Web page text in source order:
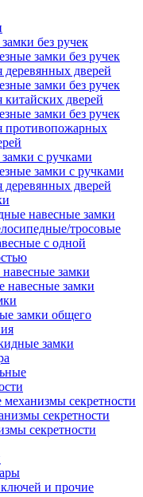
без ручек
замки без ручек
деревянных дверей
замки без ручек
китайских дверей
замки без ручек
противопожарных
с ручками
замки с ручками
деревянных дверей
навесные замки
тросовые
с одной
замки
замки
замки общего
замки
секретности
секретности
секретности
и прочие